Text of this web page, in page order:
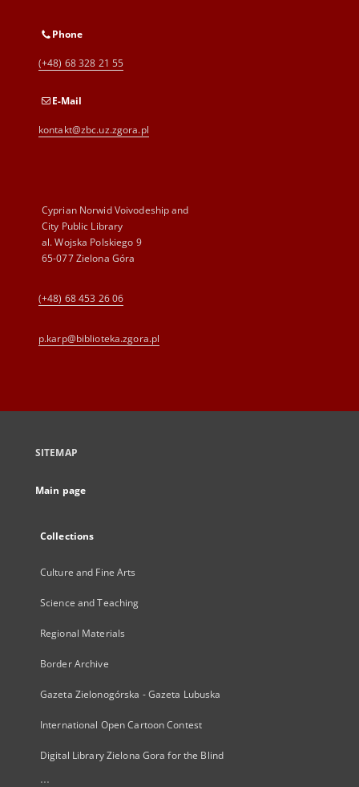
Phone
(+48) 68 328 21 55
E-Mail
kontakt@zbc.uz.zgora.pl
Cyprian Norwid Voivodeship and
City Public Library
al. Wojska Polskiego 9
65-077 Zielona Góra
(+48) 68 453 26 06
p.karp@biblioteka.zgora.pl
SITEMAP
Main page
Collections
Culture and Fine Arts
Science and Teaching
Regional Materials
Border Archive
Gazeta Zielonogórska - Gazeta Lubuska
International Open Cartoon Contest
Digital Library Zielona Gora for the Blind
...